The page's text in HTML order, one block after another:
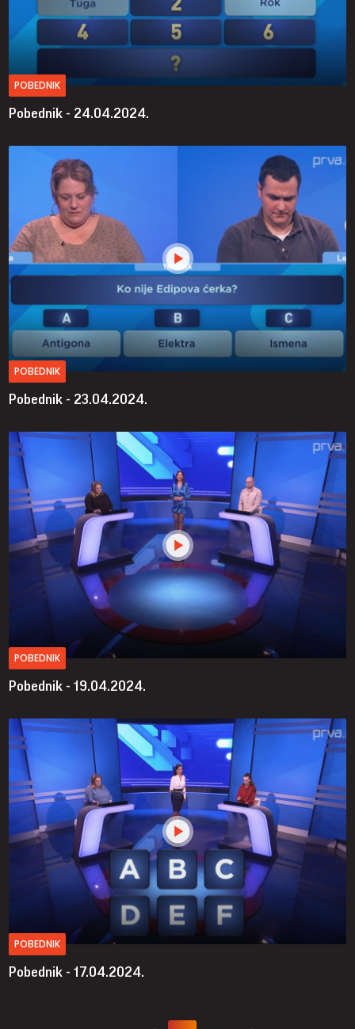
POBEDNIK
Pobednik - 24.04.2024.
POBEDNIK
Pobednik - 23.04.2024.
POBEDNIK
Pobednik - 19.04.2024.
POBEDNIK
Pobednik - 17.04.2024.